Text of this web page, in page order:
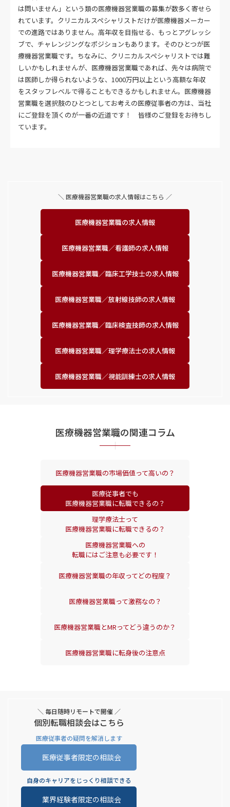
は問いません」という類の医療機器営業職の募集が数多く寄せら
れています。クリニカルスペシャリストだけが医療機器メーカー
での進路ではありません。高年収を目指せる、もっとアグレッシ
ブで、チャレンジングなポジションもあります。そのひとつが医
療機器営業職です。ちなみに、クリニカルスペシャリストでは難
しいかもしれませんが、医療機器営業職であれば、先々は病院で
は医師しか得られないような、1000万円以上という高額な年収
をスタッフレベルで得ることもできるかもしれません。医療機器
営業職を選択肢のひとつとしてお考えの医療従事者の方は、当社
にご登録を頂くのが一番の近道です！ 皆様のご登録をお待ちし
ています。
＼ 医療機器営業職の求人情報はこちら ／
医療機器営業職の求人情報
医療機器営業職／看護師の求人情報
医療機器営業職／臨床工学技士の求人情報
医療機器営業職／放射線技師の求人情報
医療機器営業職／臨床検査技師の求人情報
医療機器営業職／理学療法士の求人情報
医療機器営業職／視能訓練士の求人情報
医療機器営業職の関連コラム
医療機器営業職の市場価値って高いの？
医療従事者でも
医療機器営業職に転職できるの？
理学療法士って
医療機器営業職に転職できるの？
医療機器営業職への
転職にはご注意も必要です！
医療機器営業職の年収ってどの程度？
医療機器営業職って激務なの？
医療機器営業職とMRってどう違うのか？
医療機器営業職に転身後の注意点
＼ 毎日随時リモートで開催 ／
個別転職相談会はこちら
医療従事者の疑問を解消します
医療従事者限定の相談会
自身のキャリアをじっくり相談できる
業界経験者限定の相談会